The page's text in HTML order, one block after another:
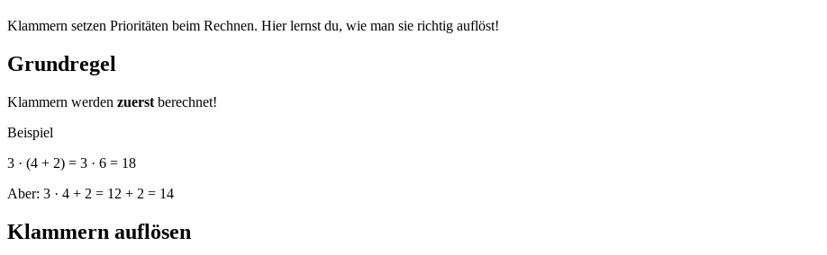
Klammern setzen Prioritäten beim Rechnen. Hier lernst du, wie man sie richtig auflöst!
Grundregel
Klammern werden zuerst berechnet!
Beispiel
3 · (4 + 2) = 3 · 6 = 18
Aber: 3 · 4 + 2 = 12 + 2 = 14
Klammern auflösen